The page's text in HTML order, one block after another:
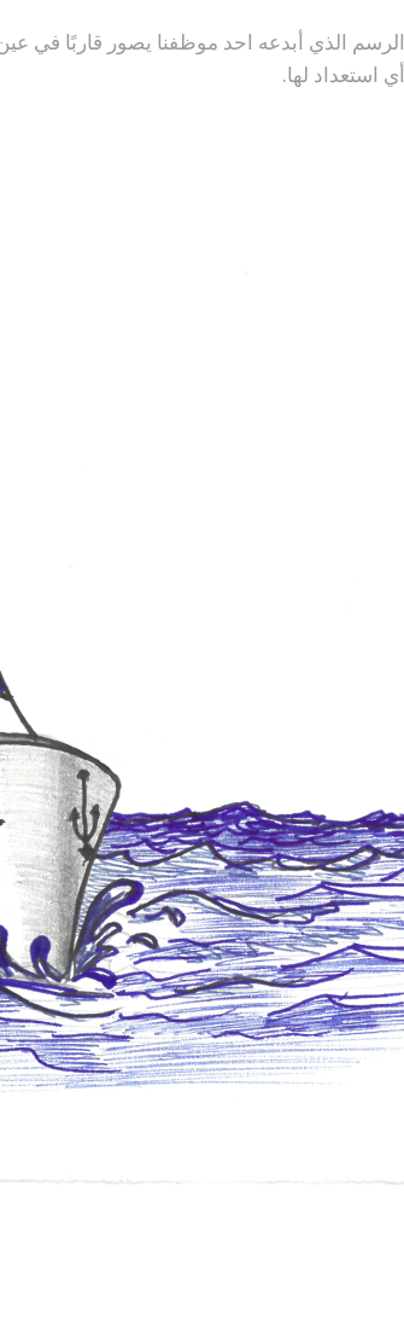
الرسم الذي أبدعه احد موظفنا يصور قاربًا في
أي استعداد لها.